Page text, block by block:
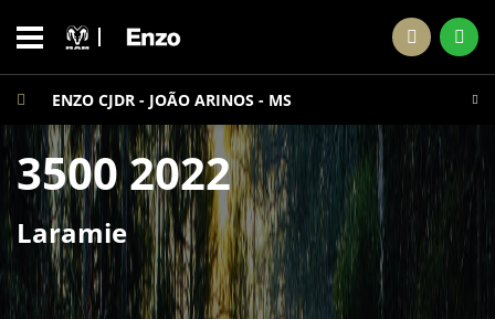
ENZO CJDR - JOÃO ARINOS - MS
3500 2022
Laramie